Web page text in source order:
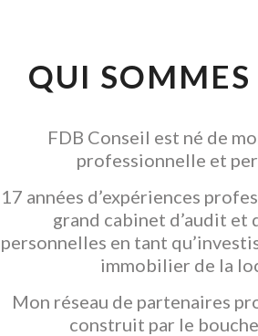
QUI SOMMES
FDB Conseil est né de
professionnelle et
17 années d’expériences
grand cabinet d’audit et
personnelles en tant
immobilier de la
Mon réseau de partenaires
construit par le